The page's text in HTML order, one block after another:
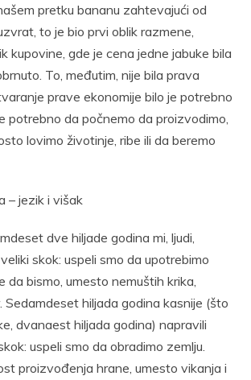
pretku bananu zahtevajući od
to je bio prvi oblik razmene,
kupovine, gde je cena jedne jabuke bila
To, međutim, nije bila prava
prave ekonomije bilo je potrebno
potrebno da počnemo da proizvodimo,
lovimo životinje, ribe ili da beremo
– jezik i višak
dve hiljade godina mi, ljudi,
skok: uspeli smo da upotrebimo
da bismo, umesto nemuštih krika,
Sedamdeset hiljada godina kasnije (što
dvanaest hiljada godina) napravili
uspeli smo da obradimo zemlju.
proizvođenja hrane, umesto vikanja i